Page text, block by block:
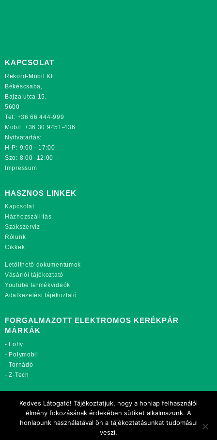
KAPCSOLAT
Rekord-Mobil Kft.
Békéscsaba,
Bajza utca 15.
5600
Tel: +36 66 444-999
Mobil: +36 30 9451-436
Nyitvatartás:
H-P: 9:00 - 17:00
Szo: 8:00 -12:00
Impressum
HASZNOS LINKEK
Kapcsolat
Házhozszállítás
Szakszerviz
Rólunk
Cikkek
Letölthető dokumentumok
Vásárlói tájékoztató
Youtube termékvideók
Adatkezelési tájékoztató
FORGALMAZOTT ELEKTROMOS KERÉKPÁR
MÁRKÁK
- Lofty
- Polymobil
-Tornádó
-Z-Tech
rekordmobil.hu
rekordmotor.hu
motorkerekparalkatreszek.hu
Kedves Látogató! Tájékoztatjuk, hogy a honlap felhasználói
élmény fokozásának érdekében sütiket alkalmazunk. A
honlapunk használatával ön a tájékoztatásunkat tudomásul
veszi.